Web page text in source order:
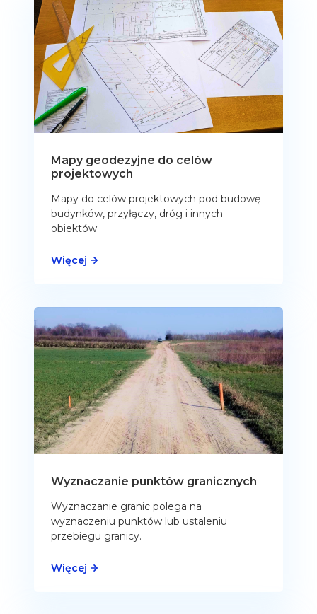
Mapy geodezyjne do celów
projektowych
Mapy do celów projektowych pod budowę
budynków, przyłączy, dróg i innych
obiektów
Więcej
Wyznaczanie punktów granicznych
Wyznaczanie granic polega na
wyznaczeniu punktów lub ustaleniu
przebiegu granicy.
Więcej